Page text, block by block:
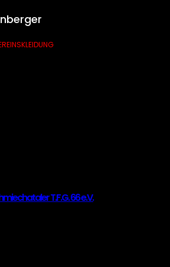
T.F.G. 66 e.V.